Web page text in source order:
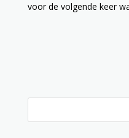
voor de volgende keer